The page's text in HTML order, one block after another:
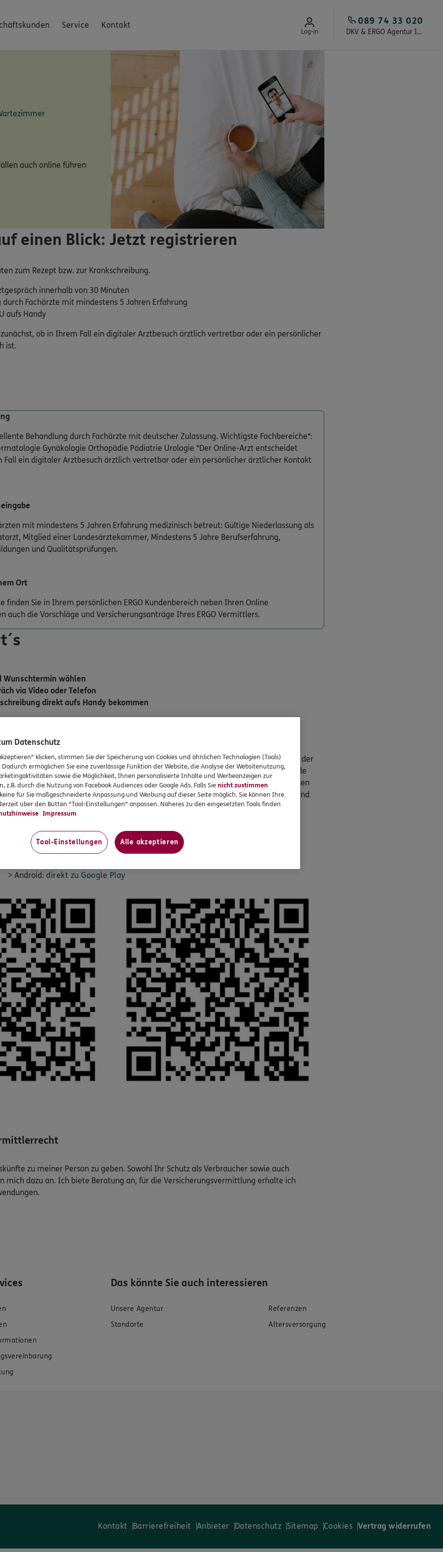
Service Kontakt
Log-in DKV & ERGO Agentur Intelmann
089 74 33 020
auch online führen
einen Blick: Jetzt registrieren
zum Rezept bzw. zur Krankschreibung.
innerhalb von 30 Minuten
durch Fachärzte mit mindestens 5 Jahren Erfahrung
aufs Handy
ob in Ihrem Fall ein digitaler Arztbesuch ärztlich vertretbar oder ein persönlicher
ist.
Behandlung durch Fachärzte mit deutscher Zulassung. Wichtigste Fachbereiche*:
Gynäkologie Orthopädie Pädiatrie Urologie *Der Online-Arzt entscheidet
Fall ein digitaler Arztbesuch ärztlich vertretbar oder ein persönlicher ärztlicher Kontakt
mit mindestens 5 Jahren Erfahrung medizinisch betreut: Gültige Niederlassung als
Mitglied einer Landesärztekammer, Mindestens 5 Jahre Berufserfahrung,
und Qualitätsprüfungen.
Ort
finden Sie in Ihrem persönlichen ERGO Kundenbereich neben Ihren Online
auch die Vorschläge und Versicherungsanträge Ihres ERGO Vermittlers.
Wunschtermin wählen
via Video oder Telefon
direkt aufs Handy bekommen
sich jetzt – natürlich kostenfrei
auf Ihr Smartphone. Scannen Sie dazu einfach denQR-Code. Bitte achten Sie bei der
dieDKV und Ihre Versicherungsnummer eintragen. Nur so werden Sie als DKV Kunde
Service profitieren. Am Programm können alle Krankheitskostenvollversicherten
mit dem Tarif BestMed BMG, ausgenommen Versicherte im Basis-, Standard- und
schicken Sie uns eine E-Mail an:gesundheitsservices@dkv.com
> Android: direkt zu Google Play
zu meiner Person zu geben. Sowohl Ihr Schutz als Verbraucher sowie auch
mich dazu an. Ich biete Beratung an, für die Versicherungsvermittlung erhalte ich
Das könnte Sie auch interessieren
Unsere Agentur
Referenzen
Standorte
Altersversorgung
Kontakt Barrierefreiheit Anbieter Datenschutz Sitemap Cookies Vertrag widerrufen
Datenschutz
klicken, stimmen Sie der Speicherung von Cookies und ähnlichen Technologien (Tools)
ermöglichen Sie eine zuverlässige Funktion der Website, die Analyse der Websitenutzung,
sowie die Möglichkeit, Ihnen personalisierte Inhalte und Werbeanzeigen zur
z.B. durch die Nutzung von Facebook Audiences oder Google Ads. Falls Sienicht zustimmen
für Sie maßgeschneiderte Anpassung und Werbung auf dieser Seite möglich. Sie können Ihre
über den Button "Tool-Einstellungen" anpassen. Näheres zu den eingesetzten Tools finden
Impressum
Tool-Einstellungen Alle akzeptieren